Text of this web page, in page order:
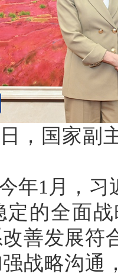
，国家副
年1月，
定的全面
善发展符
战略沟通